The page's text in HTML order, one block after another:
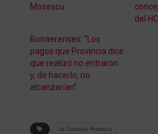
Mosescu
del
Bonaerenses: “Los
pagos que Provincia dice
que realizó no entraron
y, de hacerlo, no
alcanzarían”
La Concejal Mosescu